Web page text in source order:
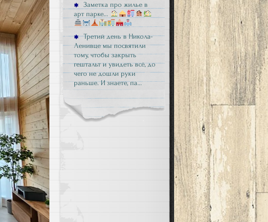
Заметка про жилье в
арт парке…
Третий день в Никола-
Ленивце мы посвятили
тому, чтобы закрыть
гештальт и увидеть всё, до
чего не дошли руки
раньше. И знаете, па…